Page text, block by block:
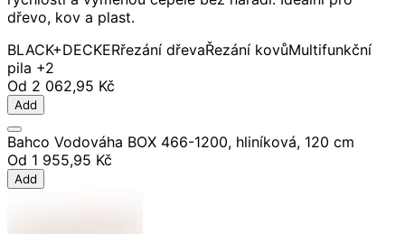
dřevo, kov a plast.
BLACK+DECKERřezání dřevaŘezání kovůMultifunkční
pila +2
Od 2 062,95 Kč
Add
Bahco Vodováha BOX 466-1200, hliníková, 120 cm
Od 1 955,95 Kč
Add